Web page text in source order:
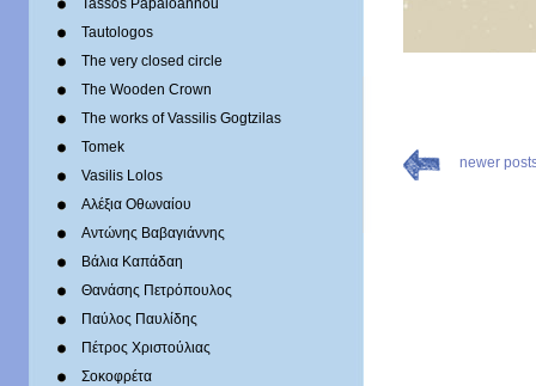
Tassos Papaioannou
Tautologos
The very closed circle
The Wooden Crown
The works of Vassilis Gogtzilas
Tomek
Vasilis Lolos
Αλέξια Οθωναίου
Αντώνης Βαβαγιάννης
Βάλια Καπάδαη
Θανάσης Πετρόπουλος
Παύλος Παυλίδης
Πέτρος Χριστούλιας
Σοκοφρέτα
newer